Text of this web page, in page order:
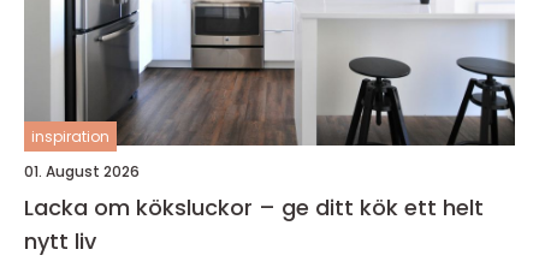
inspiration
01. August 2026
Lacka om köksluckor – ge ditt kök ett helt
nytt liv